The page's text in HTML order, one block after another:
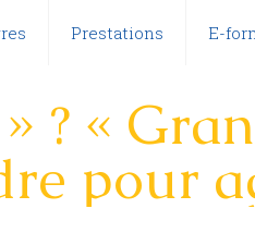
Prestations E-
? «
pour